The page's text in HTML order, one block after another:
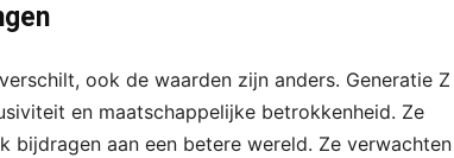
ook de waarden zijn anders. Generatie Z
en maatschappelijke betrokkenheid. Ze
bijdragen aan een betere wereld. Ze verwachten